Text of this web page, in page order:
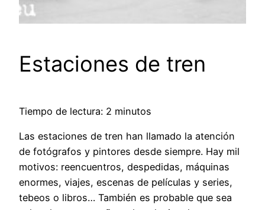
Estaciones de tren
Tiempo de lectura: 2 minutos
Las estaciones de tren han llamado la atención
de fotógrafos y pintores desde siempre. Hay mil
motivos: reencuentros, despedidas, máquinas
enormes, viajes, escenas de películas y series,
tebeos o libros… También es probable que sea